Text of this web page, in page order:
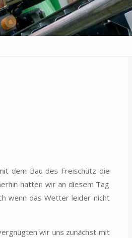
dem Bau des Freischütz die
hatten wir an diesem Tag
wenn das Wetter leider nicht
wir uns zunächst mit